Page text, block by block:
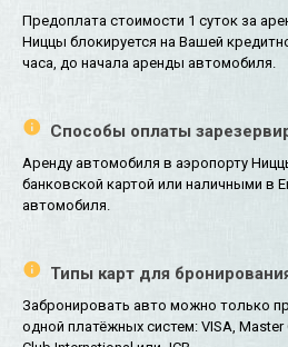
Предоплата стоимости 1 суток за
Ниццы блокируется на Вашей
часа, до начала аренды автомобиля.
Способы оплаты
Аренду автомобиля в аэропорту
банковской картой или наличными в
автомобиля.
Типы карт для
Забронировать авто можно только
одной платёжных систем: VISA, Master